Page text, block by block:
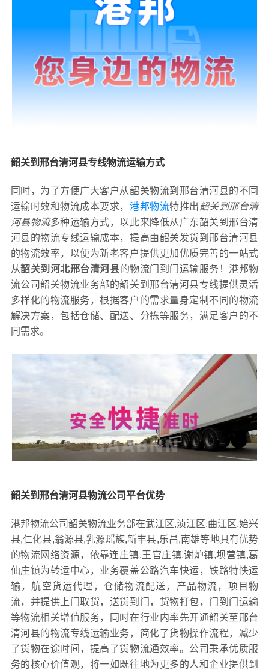
韶关到邢台清河县专线物流运输方式
同时，为了方便广大客户从韶关物流到邢台清河县的不同
运输时效和物流成本要求， 港邦物流特推出韶关到邢台清
河县物流多种运输方式，以此来降低从广东韶关到邢台清
河县的物流专线运输成本，提高由韶关发货到邢台清河县
的物流效率，以便为新老客户提供更加优质完善的一站式
从韶关到河北邢台清河县的物流门到门运输服务！港邦物
流公司韶关物流业务部的韶关到邢台清河县专线提供灵活
多样化的物流服务，根据客户的需求量身定制不同的物流
解决方案，包括仓储、配送、分拣等服务，满足客户的不
同需求。
韶关到邢台清河县物流公司平台优势
港邦物流公司韶关物流业务部在武江区,浈江区,曲江区,始兴
县,仁化县,翁源县,乳源瑶族,新丰县,乐昌,南雄等地具有优势
的物流网络资源，依靠连庄镇,王官庄镇,谢炉镇,坝营镇,葛
仙庄镇为转运中心，业务覆盖公路汽车快运，铁路特快运
输，航空货运代理，仓储物流配送，产品物流，项目物
流，并提供上门取货，送货到门，货物打包，门到门运输
等物流相关增值服务，同时在行业内率先开通韶关至邢台
清河县的物流专线运输业务，简化了货物操作流程，减少
了货物在途时间，提高了货物流通效率。公司秉承优质服
务的核心价值观，将一如既往地为更多的人和企业提供到